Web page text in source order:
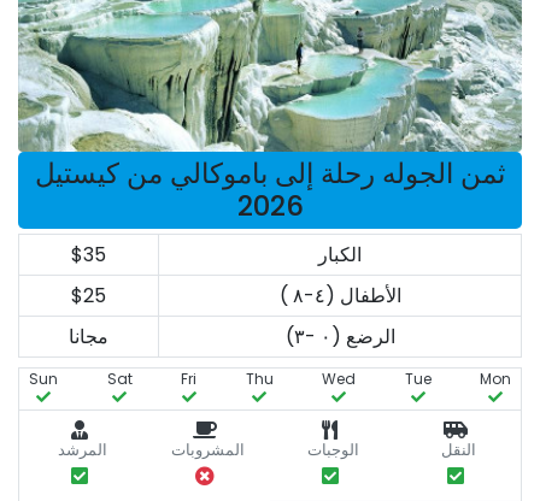
ثمن الجوله رحلة إلى باموكالي من كيستيل
2026
الكبار
$35
الأطفال (٤-٨ )
$25
الرضع (٠ -٣)
مجانا
Mon
Tue
Wed
Thu
Fri
Sat
Sun
النقل الوجبات المشروبات المرشد